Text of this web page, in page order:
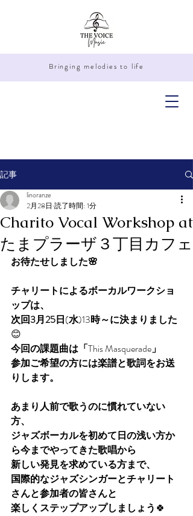
Bringing melodies to life
記事
Charito Vocal Workshop at
たまプラーザ３丁目カフェ
linoranze
2月28日 読了時間: 1分
お待たせしました🌸
チャリートによるボーカルワークショ
ップは、
次回3月25日(水)13時～に決まりました
😊
今回の課題曲は「This Masquerade」
参加ご希望の方には楽譜と歌詞をお送
りします。
あまり人前で歌うのに慣れていない
方、
ジャズボーカルを初めて日の浅い方か
ら今までやってきた歌唱から
新しい発見を求めている方まで、
国際的なジャズシンガーとチャリート
さんと参加者の皆さんと
楽しくステップアップしましょう 🍀